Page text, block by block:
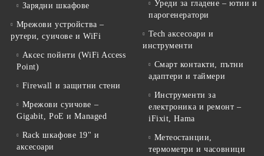
Зарядни шкафове
Мрежови устройства –
рутери, суичове и WiFi
Аксес пойнти (WiFi Access
Point)
Firewall и защитни стени
Мрежови суичове –
Gigabit, PoE и Managed
Rack шкафове 19" и
аксесоари
Уреди за гладене – ютии и
парогенератори
Tech аксесоари и
инструменти
Смарт контакти, пътни
адаптери и таймери
Инструменти за
електроника и ремонт –
iFixit, Hama
Метеостанции,
термометри и часовници